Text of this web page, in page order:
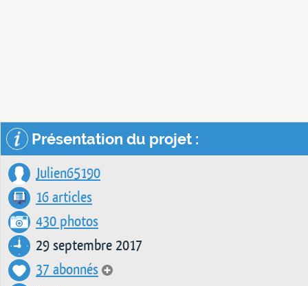
Présentation du projet :
Julien65190
16 articles
430 photos
29 septembre 2017
37 abonnés